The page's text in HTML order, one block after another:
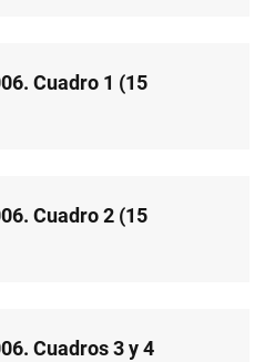
Cuadro 1 (15
Cuadro 2 (15
Cuadros 3 y 4